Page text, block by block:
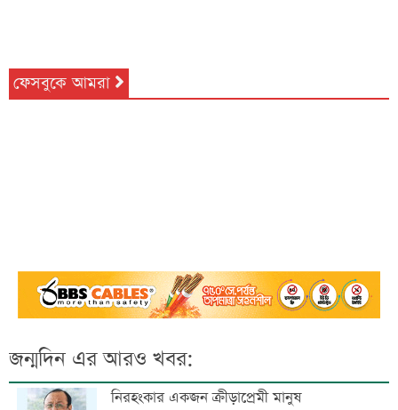
ফেসবুকে আমরা
জন্মদিন এর আরও খবর:
নিরহংকার একজন ক্রীড়াপ্রেমী মানুষ